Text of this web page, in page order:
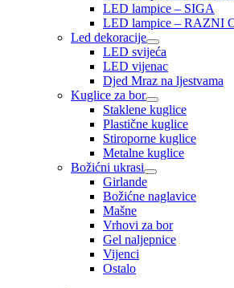
LED lampice – SIGA
LED lampice – RAZNI
Led dekoracije
LED svijeća
LED vijenac
Djed Mraz na ljestvama
Kuglice za bor
Staklene kuglice
Plastične kuglice
Stiroporne kuglice
Metalne kuglice
Božićni ukrasi
Girlande
Božićne naglavice
Mašne
Vrhovi za bor
Gel naljepnice
Vijenci
Ostalo